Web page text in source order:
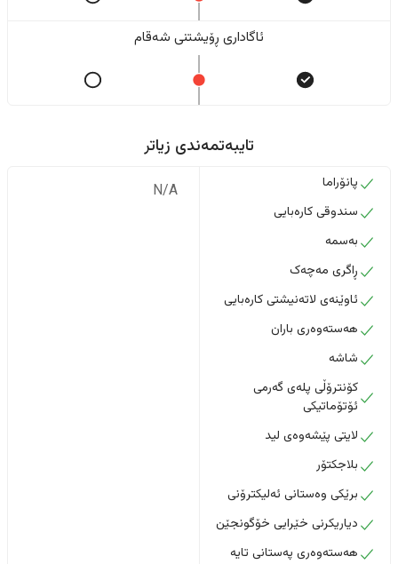
ئاگاداری ڕۆیشتنی شەقام
تایبەتمەندی زیاتر
پانۆراما
سندوقی کارەبایی
بەسمە
ڕاگری مەچەک
ئاوێنەی لاتەنیشتی کارەبایی
هەستەوەری باران
شاشە
کۆنترۆڵی پلەی گەرمی
ئۆتۆماتیکی
لایتی پێشەوەی لید
بلاجکتۆر
برێکی وەستانی ئەلیکترۆنی
دیاریکرنی خێرایی خۆگونجێن
هەستەوەری پەستانی تایە
N/A